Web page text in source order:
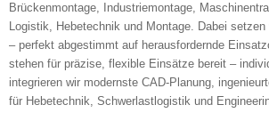
Brückenmontage, Industriemontage,
Logistik, Hebetechnik und Montage. Dabei
– perfekt abgestimmt auf herausfordernde
stehen für präzise, flexible Einsätze bereit –
integrieren wir modernste CAD-Planung,
für Hebetechnik, Schwerlastlogistik und